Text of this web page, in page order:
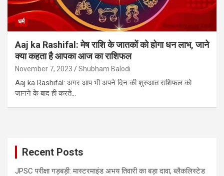
धर्म
Aaj ka Rashifal: मेष राशि के जातकों को होगा धन लाभ, जाने
क्या कहता है आपका आज का राशिफल
November 7, 2023 Shubham Balodi
Aaj ka Rashifal: अगर आप भी अपने दिन की शुरुआत राशिफल को
जानने के बाद ही करते…
Recent Posts
JPSC परीक्षा गड़बड़ी: मास्टरमाइंड अभय तिवारी का बड़ा दावा, ब्लैकलिस्टेड